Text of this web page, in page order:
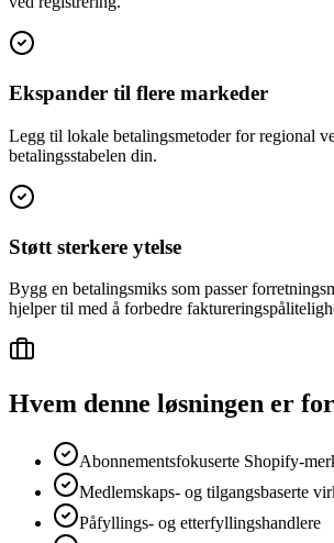
Ekspander til flere markeder
Legg til lokale betalingsmetoder for regional
betalingsstabelen din.
Støtt sterkere ytelse
Bygg en betalingsmiks som passer
hjelper til med å forbedre
Hvem denne løsningen er for
Abonnementsfokuserte Shopify-
Medlemskaps- og tilgangsbaserte
Påfyllings- og etterfyllingshandlere